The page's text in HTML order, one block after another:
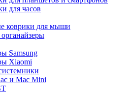
для часов
коврики для мыши
Samsung
Xiaomi
и Mac Mini